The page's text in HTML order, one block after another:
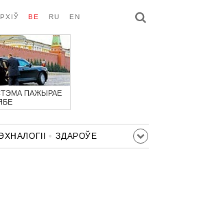
BE RU EN
ПАЖЫРАЕ
ЗДАРОЎЕ